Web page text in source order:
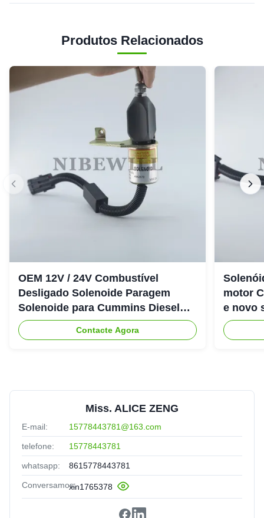
Produtos Relacionados
OEM 12V / 24V Combustível
Desligado Solenoide Paragem
Solenoide para Cummins Diesel
Engine 6CT
Contacte Agora
motor
e novo
Miss. ALICE ZENG
E-mail: 15778443781@163.com
telefone: 15778443781
whatsapp: 8615778443781
Conversamos:xin1765378